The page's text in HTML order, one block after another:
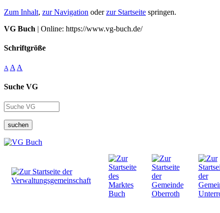
Zum Inhalt, zur Navigation oderzur Startseite springen.
VG Buch | Online: https://www.vg-buch.de/
Schriftgröße
A A A
Suche VG
suchen